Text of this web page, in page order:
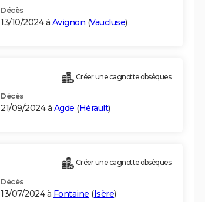
Décès
13/10/2024 à Avignon (Vaucluse)
Créer une cagnotte obsèques
Décès
21/09/2024 à Agde (Hérault)
Créer une cagnotte obsèques
Décès
13/07/2024 à Fontaine (Isère)